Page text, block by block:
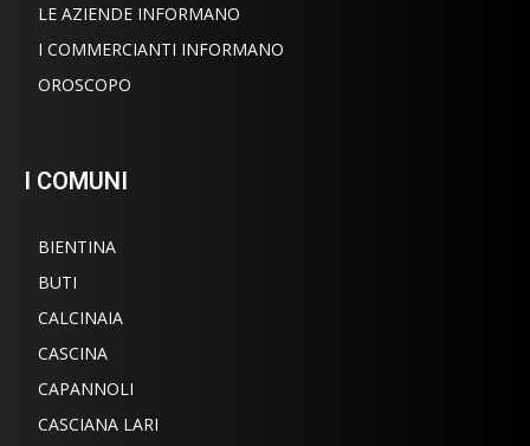
LE AZIENDE INFORMANO
I COMMERCIANTI INFORMANO
OROSCOPO
I COMUNI
BIENTINA
BUTI
CALCINAIA
CASCINA
CAPANNOLI
CASCIANA LARI